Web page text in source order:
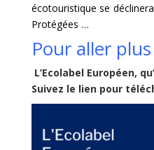
écotouristique se
Protégées …
Pour aller
L’Ecolabel Européen,
Suivez le lien pour